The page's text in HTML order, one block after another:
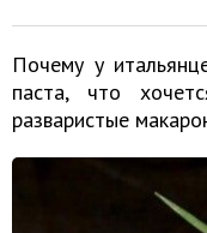
Почему у
паста, что
разваристые